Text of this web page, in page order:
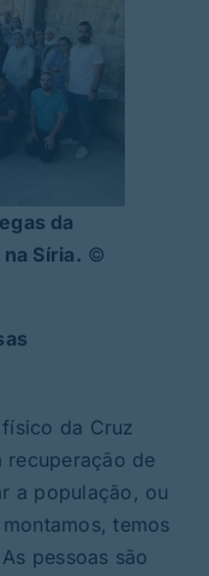
da
Síria. ©
da Cruz
recuperação de
a população, ou
temos
pessoas são